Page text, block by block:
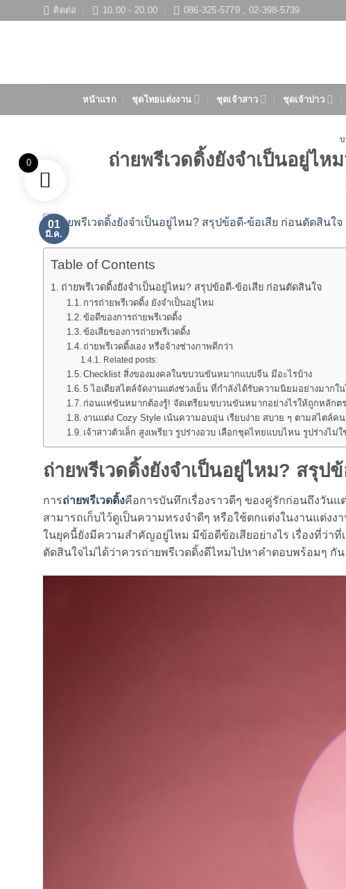
ติดต่อ 10.00 - 20.00 086-325-5779 , 02-398-5739
หน้าแรก ชุดไทยแต่งงาน ชุดเจ้าสาว ชุดเจ้าบ่าว
ถ่ายพรีเวดดิ้งยังจำเป็นอยู่ไ
01
มี.ค.
Table of Contents
ถ่ายพรีเวดดิ้งยังจำเป็นอยู่ไหม? สรุปข้อดี-ข้อเสีย ก่อนตัดสินใจ
การถ่ายพรีเวดดิ้ง ยังจำเป็นอยู่ไหม
ข้อดีของการถ่ายพรีเวดดิ้ง
ข้อเสียของการถ่ายพรีเวดดิ้ง
ถ่ายพรีเวดดิ้งเอง หรือจ้างช่างภาพดีกว่า
Related posts:
Checklist สิ่งของมงคลในขบวนขันหมากแบบจีน มีอะไรบ้าง
5 ไอเดียสไตล์จัดงานแต่งช่วงเย็น ที่กำลังได้รับความนิยมอย่างมากใ
ก่อนแห่ขันหมากต้องรู้! จัดเตรียมขบวนขันหมากอย่างไรให้ถูกหลักต
งานแต่ง Cozy Style เน้นความอบอุ่น เรียบง่าย สบาย ๆ ตามสไตล์ค
เจ้าสาวตัวเล็ก สูงเพรียว รูปร่างอวบ เลือกชุดไทยแบบไหน รูปร่างไม่
ถ่ายพรีเวดดิ้งยังจำเป็นอยู่ไหม? สรุป
การถ่ายพรีเวดดิ้งคือการบันทึกเรื่องราวดีๆ ของคู่รักก่อนถึงวัน
สามารถเก็บไว้ดูเป็นความทรงจำดีๆ หรือใช้ตกแต่งในงานแต่ง
ในยุคนี้ยังมีความสำคัญอยู่ไหม มีข้อดีข้อเสียอย่างไร เรื่องที่ว่าที่
ตัดสินใจไม่ได้ว่าควรถ่ายพรีเวดดิ้งดีไหมไปหาคำตอบพร้อมๆ กัน
0